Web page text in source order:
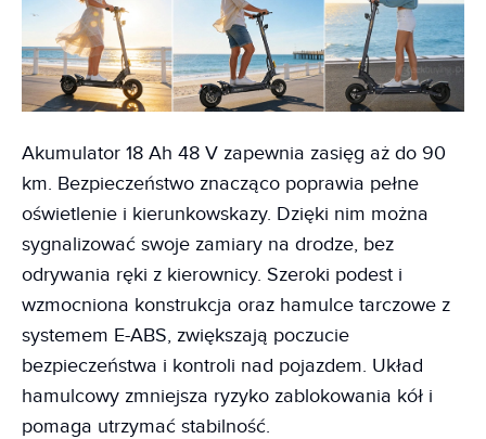
Akumulator 18 Ah 48 V zapewnia zasięg aż do 90
km. Bezpieczeństwo znacząco poprawia pełne
oświetlenie i kierunkowskazy. Dzięki nim można
sygnalizować swoje zamiary na drodze, bez
odrywania ręki z kierownicy. Szeroki podest i
wzmocniona konstrukcja oraz hamulce tarczowe z
systemem E-ABS, zwiększają poczucie
bezpieczeństwa i kontroli nad pojazdem. Układ
hamulcowy zmniejsza ryzyko zablokowania kół i
pomaga utrzymać stabilność.